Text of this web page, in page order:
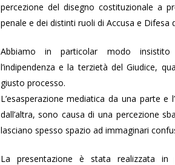
percezione del disegno costituzionale a
penale e dei distinti ruoli di Accusa e Difesa
Abbiamo in particolar modo insistito
l’indipendenza e la terzietà del Giudice,
giusto processo.
L’esasperazione mediatica da una parte e
dall’altra, sono causa di una percezione
lasciano spesso spazio ad immaginari
La presentazione è stata realizzata